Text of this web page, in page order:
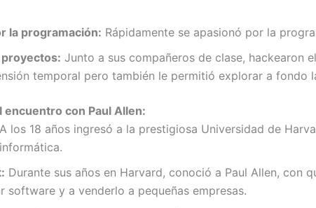
la programación: Rápidamente se apasionó por la
Junto a sus compañeros de clase, hackearon
temporal pero también le permitió explorar a fondo
encuentro con Paul Allen:
A los 18 años ingresó a la prestigiosa Universidad de
Durante sus años en Harvard, conoció a Paul Allen,
software y a venderlo a pequeñas empresas.